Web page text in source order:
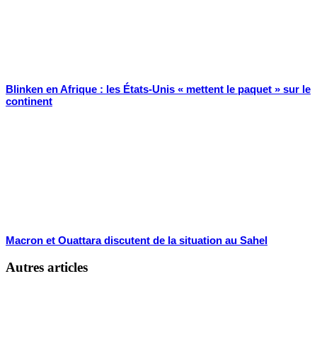
Blinken en Afrique : les États-Unis « mettent le paquet » sur le
continent
Macron et Ouattara discutent de la situation au Sahel
Autres articles